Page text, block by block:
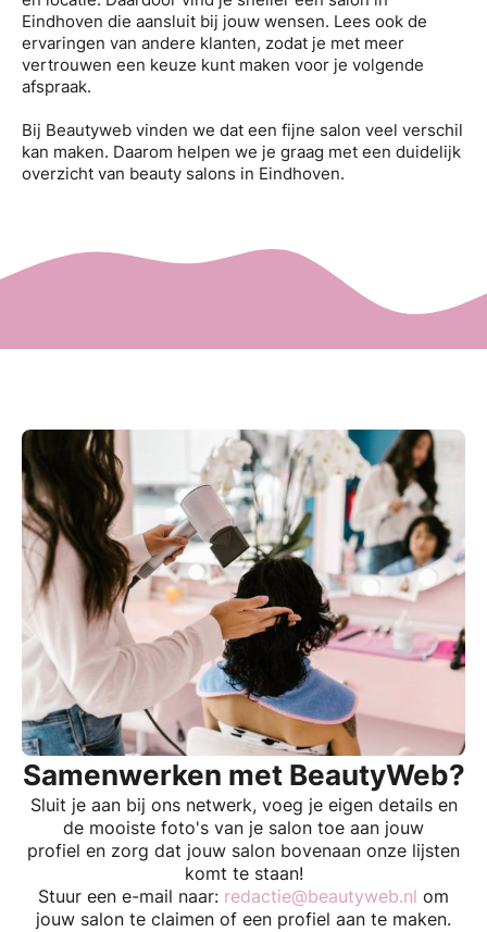
Eindhoven die aansluit bij jouw wensen. Lees ook de
ervaringen van andere klanten, zodat je met meer
vertrouwen een keuze kunt maken voor je volgende
afspraak.
Bij Beautyweb vinden we dat een fijne salon veel verschil
kan maken. Daarom helpen we je graag met een duidelijk
overzicht van beauty salons in Eindhoven.
Samenwerken met BeautyWeb?
Sluit je aan bij ons netwerk, voeg je eigen details en
de mooiste foto's van je salon toe aan jouw
profiel en zorg dat jouw salon bovenaan onze lijsten
komt te staan!
Stuur een e-mail naar: redactie@beautyweb.nl om
jouw salon te claimen of een profiel aan te maken.